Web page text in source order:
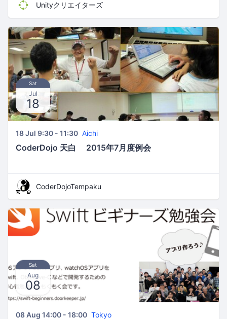
Unityクリエイターズ
Sat
Jul
18
18 Jul 9:30 - 11:30 Aichi
CoderDojo 天白 2015年7月度例会
CoderDojoTempaku
Sat
Aug
08
08 Aug 14:00 - 18:00 Tokyo